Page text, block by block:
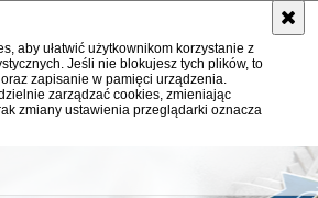
aby ułatwić użytkownikom korzystanie z
Jeśli nie blokujesz tych plików, to
zapisanie w pamięci urządzenia.
zarządzać cookies, zmieniając
zmiany ustawienia przeglądarki oznacza